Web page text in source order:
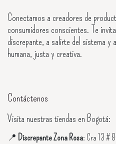
Conectamos a creadores de
consumidores conscientes. Te
discrepante, a salirte del sistema y
humana, justa y creativa.
Contáctenos
Visita nuestras tiendas en Bogotá:
📍 Discrepante Zona Rosa: Cra 13 #